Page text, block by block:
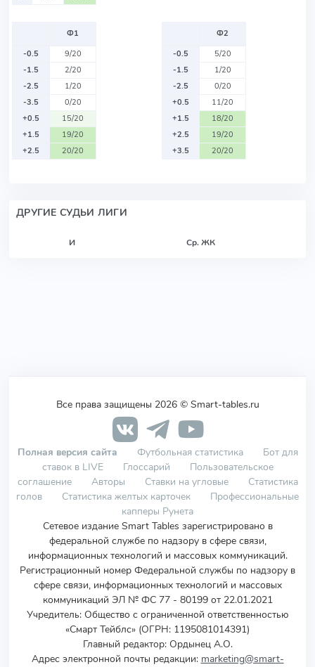
Ф1
-0.5
9/20
-1.5
2/20
-2.5
1/20
-3.5
0/20
+0.5
15/20
+1.5
19/20
+2.5
20/20
Ф2
-0.5
5/20
-1.5
1/20
-2.5
0/20
+0.5
11/20
+1.5
18/20
+2.5
19/20
+3.5
20/20
ДРУГИЕ СУДЬИ ЛИГИ
И Ср. ЖК
Все права защищены 2026 © Smart-tables.ru
Полная версия сайта Футбольная статистика
Бот для
ставок в LIVE
Глоссарий
Пользовательское
соглашение
Авторы Ставки на угловые
Статистика
голов
Статистика желтых карточек
Профессиональные
капперы Рунета
Сетевое издание Smart Tables зарегистрировано в
федеральной службе по надзору в сфере связи,
информационных технологий и массовых коммуникаций.
Регистрационный номер Федеральной службы по надзору в
сфере связи, информационных технологий и массовых
коммуникаций ЭЛ № ФС 77 - 80199 от 22.01.2021
Учредитель: Общество с ограниченной ответственностью
«Смарт Тейблс» (ОГРН: 1195081014391)
Главный редактор: Ордынец А.О.
Адрес электронной почты редакции: marketing@smart-